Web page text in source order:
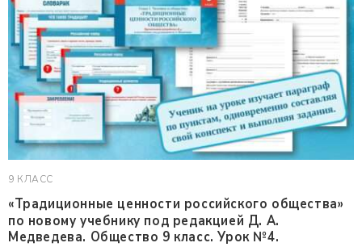
9 КЛАСС
«Традиционные ценности российского общества»
по новому учебнику под редакцией Д. А.
Медведева. Общество 9 класс. Урок №4.